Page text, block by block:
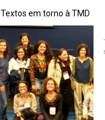
Textos em torno à TMD